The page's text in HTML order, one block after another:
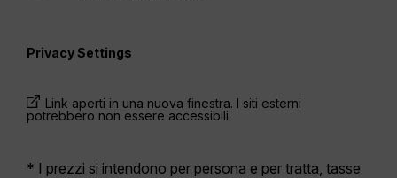
Privacy Settings
Link aperti in una nuova finestra. I siti esterni
potrebbero non essere accessibili.
* I prezzi si intendono per persona e per tratta, tasse